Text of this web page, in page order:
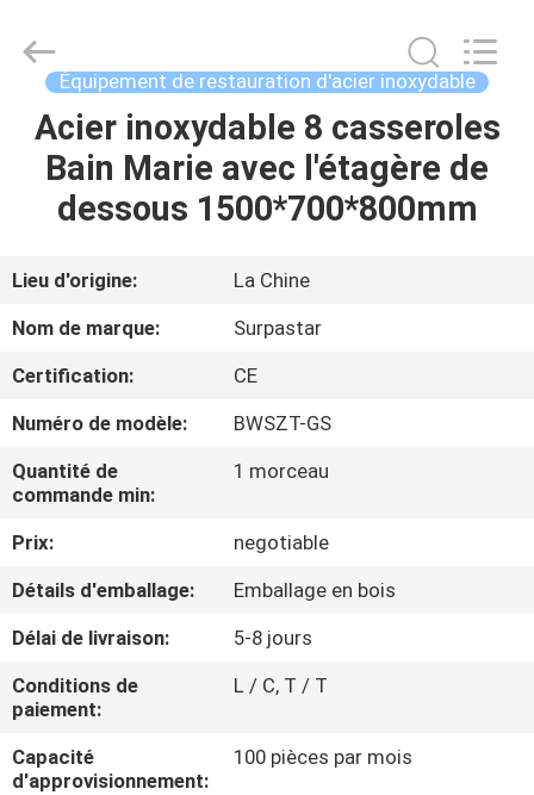
MAISON
PRODUITS
VIDÉOS
SUJET
DE
NOUS
VISITE
D'USINE
CONTRÔLE
DE
QUALITÉ
Catering
equipments
Reserved.
Équipement de restauration d'acier inoxydable
Acier inoxydable 8 casseroles
Bain Marie avec l'étagère de
dessous 1500*700*800mm
Lieu d'origine:
La Chine
Nom de marque:
Surpastar
Certification:
CE
Numéro de modèle:
BWSZT-GS
Quantité de
commande min:
1 morceau
Prix:
negotiable
Détails d'emballage:
Emballage en bois
Délai de livraison:
5-8 jours
Conditions de
paiement:
L / C, T / T
Capacité
d'approvisionnement:
100 pièces par mois